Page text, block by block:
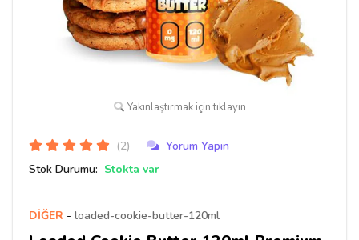
Yakınlaştırmak için tıklayın
(2)
Yorum Yapın
Stok Durumu: Stokta var
DİĞER - loaded-cookie-butter-120ml